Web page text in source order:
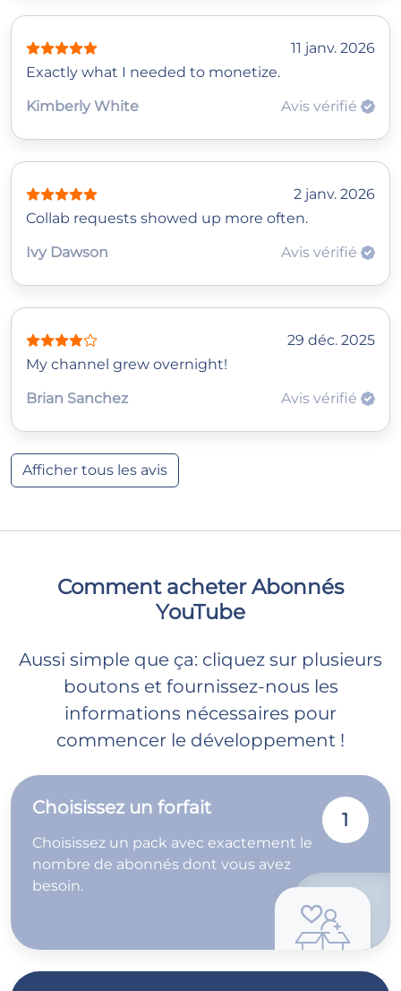
11 janv. 2026
Exactly what I needed to monetize.
Kimberly White
Avis vérifié
2 janv. 2026
Collab requests showed up more often.
Ivy Dawson
Avis vérifié
29 déc. 2025
My channel grew overnight!
Brian Sanchez
Avis vérifié
Afficher tous les avis
Comment acheter Abonnés
YouTube
Aussi simple que ça: cliquez sur plusieurs
boutons et fournissez-nous les
informations nécessaires pour
commencer le développement !
Choisissez un forfait
Choisissez un pack avec exactement le
nombre de abonnés dont vous avez
besoin.
1